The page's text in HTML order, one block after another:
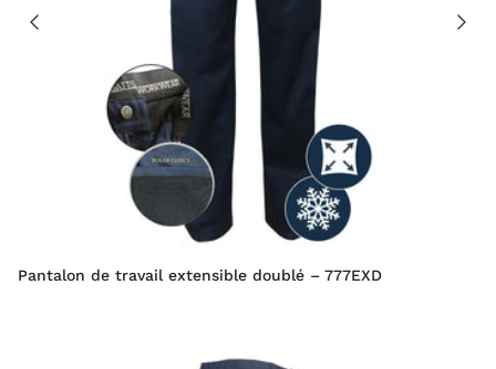
Pantalon de travail extensible doublé – 777EXD